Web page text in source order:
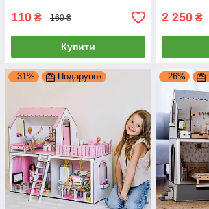
110 ₴ 160 ₴
Купити
2 250 ₴
–31% Подарунок –26%